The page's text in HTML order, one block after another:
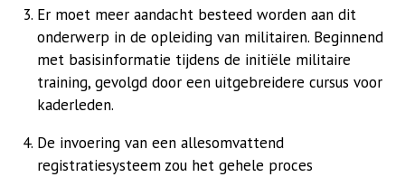
Er moet meer aandacht besteed worden aan dit
onderwerp in de opleiding van militairen. Beginnend
met basisinformatie tijdens de initiële militaire
training, gevolgd door een uitgebreidere cursus voor
kaderleden.
De invoering van een allesomvattend
registratiesysteem zou het gehele proces